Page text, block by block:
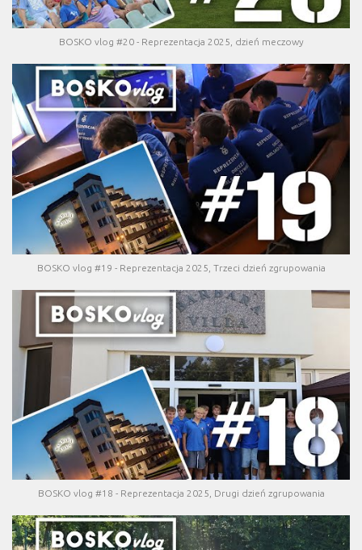
BOSKO vlog #20 - Reprezentacja 2025, dzień meczowy
BOSKO vlog #19 - Reprezentacja 2025, Trzeci dzień zgrupowania
BOSKO vlog #18 - Reprezentacja 2025, Drugi dzień zgrupowania